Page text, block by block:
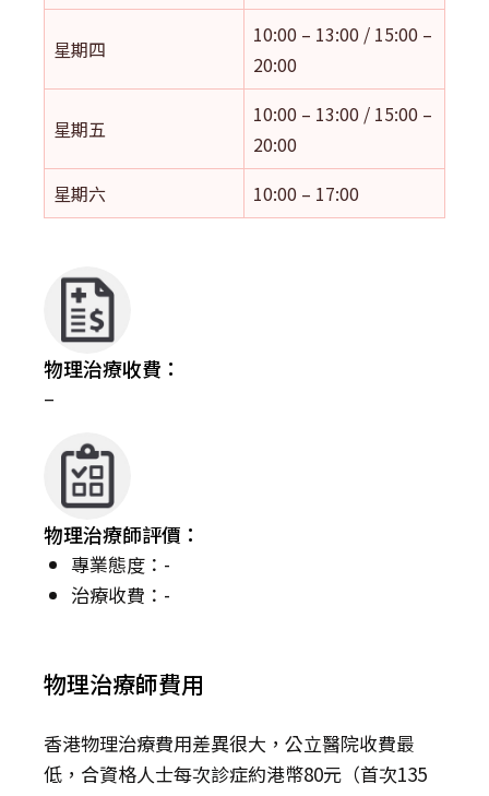
星期四
10:00 – 13:00 / 15:00 –
20:00
星期五
10:00 – 13:00 / 15:00 –
20:00
星期六
10:00 – 17:00
物理治療收費：
–
物理治療師評價：
專業態度：-
治療收費：-
物理治療師費用
香港物理治療費用差異很大，公立醫院收費最
低，合資格人士每次診症約港幣80元（首次135